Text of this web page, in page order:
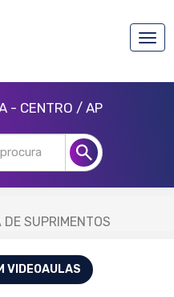
- CENTRO / AP
SUPRIMENTOS
VIDEOAULAS